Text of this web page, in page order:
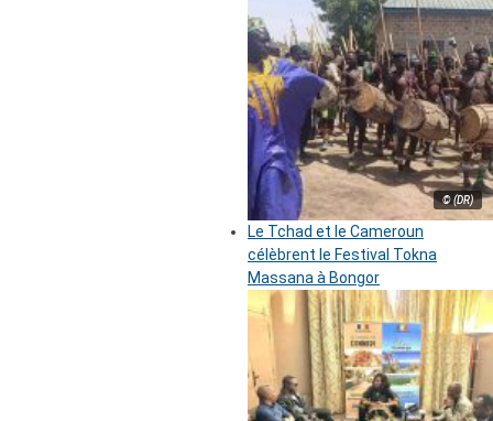
© (DR)
Le Tchad et le Cameroun
célèbrent le Festival Tokna
Massana à Bongor